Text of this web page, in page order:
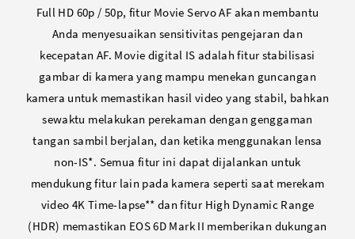
Full HD 60p / 50p, fitur Movie Servo AF akan membantu
Anda menyesuaikan sensitivitas pengejaran dan
kecepatan AF. Movie digital IS adalah fitur stabilisasi
gambar di kamera yang mampu menekan guncangan
kamera untuk memastikan hasil video yang stabil, bahkan
sewaktu melakukan perekaman dengan genggaman
tangan sambil berjalan, dan ketika menggunakan lensa
non-IS*. Semua fitur ini dapat dijalankan untuk
mendukung fitur lain pada kamera seperti saat merekam
video 4K Time-lapse** dan fitur High Dynamic Range
(HDR) memastikan EOS 6D Mark II memberikan dukungan